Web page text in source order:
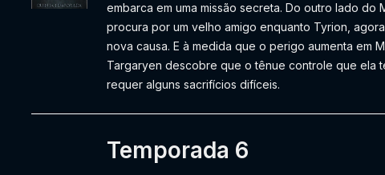
embarca em uma missão secreta. Do outro lado do
procura por um velho amigo enquanto Tyrion,
nova causa. E à medida que o perigo aumenta em
Targaryen descobre que o tênue controle que ela
requer alguns sacrifícios difíceis.
Temporada 6